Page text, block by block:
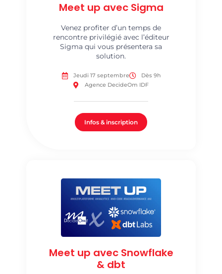
Meet up avec Sigma
Venez profiter d’un temps de
rencontre privilégié avec l’éditeur
Sigma qui vous présentera sa
solution.
Jeudi 17 septembre
Dès 9h
Agence DecideOm IDF
Infos & inscription
Meet up avec Snowflake
& dbt